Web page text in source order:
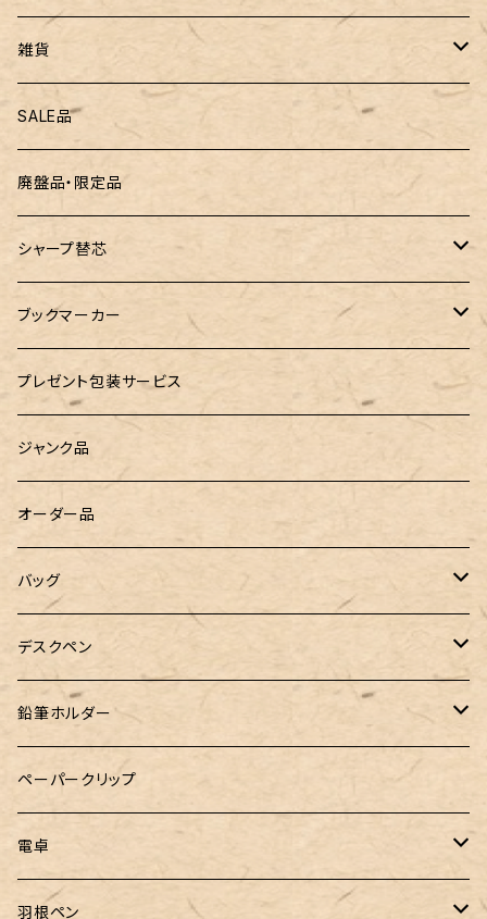
三菱鉛筆
ZEBRA（ゼブラ）
ROMEO（ロメオ）
こぶた工房
島田小割製材所
Ystudio（ワイスタジオ）
LOGステーショナリー
WATERMAN（ウォーターマン）
工房sokoharo（そこはろ）
専用リフィル
雑貨
黒板
跳び箱小物入れ
バランスゲーム（3種の木のおもちゃ）
どんぐりころころ（木のおもちゃ）
ラジオメーター
Tempo Drop（テンポドロップ）
グラスマーカー
バッグハンガー
SALE品
廃盤品・限定品
シャープ替芯
ぺんてる
廃盤品 Ain シュタイン 0.3
廃盤品 Ain シュタイン 0.2
ブックマーカー
ペーパーペン by if
プレゼント包装サービス
ジャンク品
オーダー品
バッグ
&Liebe(アンドリーベ)
デスクペン
24季 スタビライズドウッド
鉛筆ホルダー
LOGステーショナリー
ペーパークリップ
電卓
CASIO（カシオ）
羽根ペン